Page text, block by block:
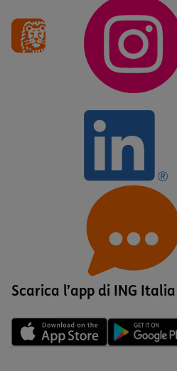
Scarica l’app di ING Italia